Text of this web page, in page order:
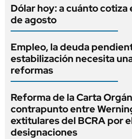
Dólar hoy: a cuánto cotiza
de agosto
Empleo, la deuda
estabilización necesita
reformas
Reforma de la Carta
contrapunto entre
extitulares del BCRA por
designaciones